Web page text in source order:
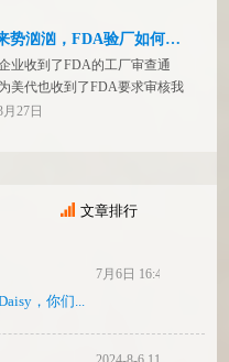
的要求。MDR技术文档结构：
FDA检查来势汹汹，FDA验厂如何应对？
业收到了FDA的工厂审查通
美代也收到了FDA要求审核我
通知邮件。起因是2023年12
27日
文章排行
7月6日 16:47
，你们...